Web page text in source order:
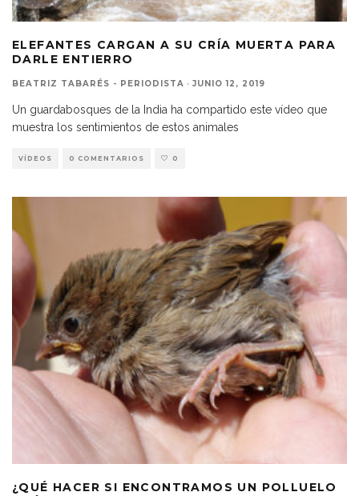
ELEFANTES CARGAN A SU CRÍA MUERTA PARA
DARLE ENTIERRO
BEATRIZ TABARÉS - PERIODISTA · JUNIO 12, 2019
Un guardabosques de la India ha compartido este vídeo que
muestra los sentimientos de estos animales
VÍDEOS 0 COMENTARIOS 0
¿QUÉ HACER SI ENCONTRAMOS UN POLLUELO